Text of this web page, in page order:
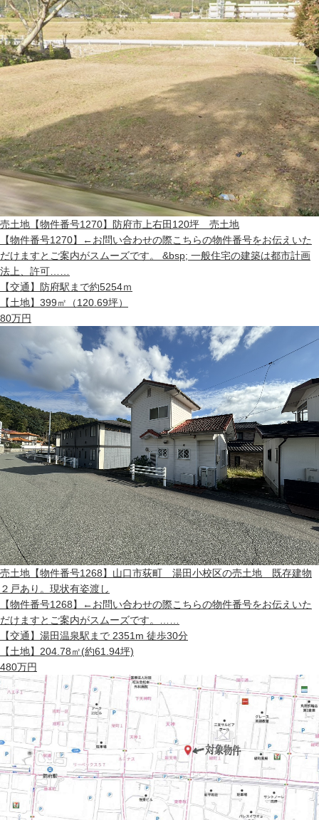
売土地 【物件番号1270】防府市上右田120坪 売土地
【物件番号1270】←お問い合わせの際こちらの物件番号をお伝えいた
だけますとご案内がスムーズです。 &bsp; 一般住宅の建築は都市計画
法上、許可……
【交通】 防府駅まで約5254ｍ
【土地】 399㎡（120.69坪）
80万円
売土地 【物件番号1268】山口市荻町 湯田小校区の売土地 既存建物
２戸あり。現状有姿渡し
【物件番号1268】←お問い合わせの際こちらの物件番号をお伝えいた
だけますとご案内がスムーズです。……
【交通】 湯田温泉駅まで 2351m 徒歩30分
【土地】 204.78㎡(約61.94坪)
480万円